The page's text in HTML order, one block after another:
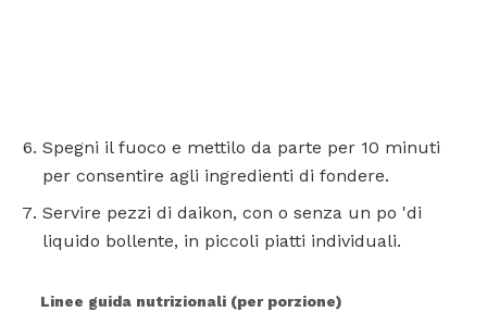
Spegni il fuoco e mettilo da parte per 10 minuti
per consentire agli ingredienti di fondere.
Servire pezzi di daikon, con o senza un po 'di
liquido bollente, in piccoli piatti individuali.
Linee guida nutrizionali (per porzione)